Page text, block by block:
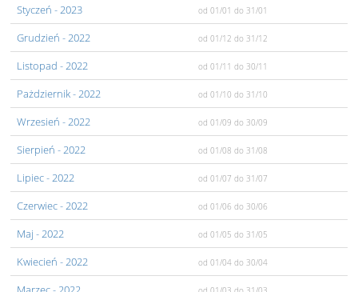
Styczeń - 2023 od 01/01 do 31/01
Grudzień - 2022 od 01/12 do 31/12
Listopad - 2022 od 01/11 do 30/11
Pażdziernik- 2022 od 01/10 do 31/10
Wrzesień - 2022 od 01/09 do 30/09
Sierpień - 2022 od 01/08 do 31/08
Lipiec- 2022 od 01/07 do 31/07
Czerwiec- 2022 od 01/06 do 30/06
Maj - 2022 od 01/05 do 31/05
Kwiecień - 2022 od 01/04 do 30/04